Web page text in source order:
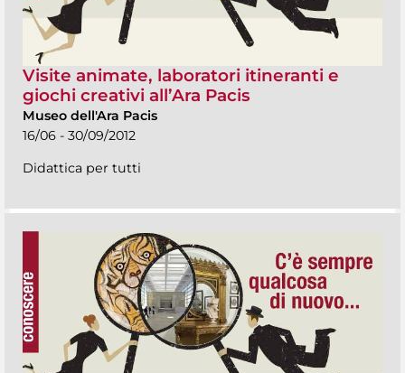
Visite animate, laboratori itineranti e
giochi creativi all’Ara Pacis
Museo dell'Ara Pacis
16/06 - 30/09/2012
Didattica per tutti